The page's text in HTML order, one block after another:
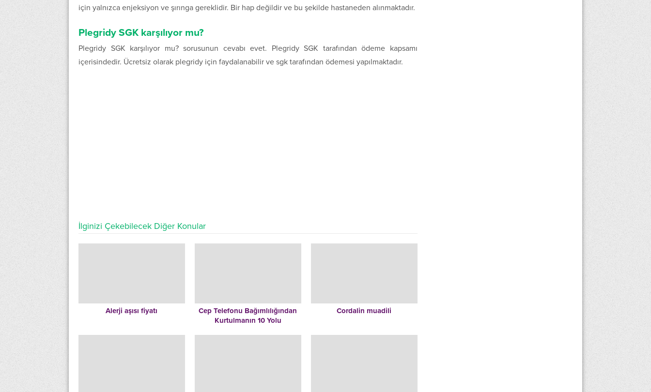
için yalnızca enjeksiyon ve şırınga gereklidir. Bir hap değildir ve bu şekilde hastaneden alınmaktadır.
Plegridy SGK karşılıyor mu?
Plegridy SGK karşılıyor mu? sorusunun cevabı evet. Plegridy SGK tarafından ödeme kapsamı
içerisindedir. Ücretsiz olarak plegridy için faydalanabilir ve sgk tarafından ödemesi yapılmaktadır.
İlginizi Çekebilecek Diğer Konular
Alerji aşısı fiyatı
Cep Telefonu Bağımlılığından
Kurtulmanın 10 Yolu
Cordalin muadili